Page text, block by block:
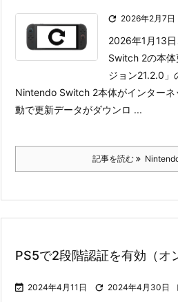
 2026年2月7日
2026年1月13
Switch 2の本
ジョン21.2.0」
Nintendo Switch 2本体がインターネ
動で更新データがダウンロ ...
記事を読む
PS5で2段階認証を有効（オ
 2024年4月11日  2024年4月30日